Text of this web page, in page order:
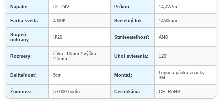
Napätie: DC 24V Príkon: 14,4W/m
Farba svetla: 4000K Svetelný tok: 1450lm/m
Stupeň
ochrany:
IP20 Stmievateľnosť: ÁNO
Rozmery:
šírka: 10mm / výška:
2,5mm
Uhol svietenia: 120°
Deliteľnosť: 5cm Montáž:
Lepiaca páska značky
3M
Životnosť: 50 000 hodín Certifikácia: CE, RoHS